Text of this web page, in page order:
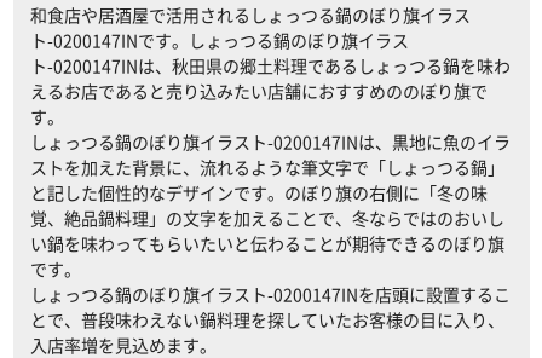
和食店や居酒屋で活用されるしょっつる鍋のぼり旗イラス
ト-0200147INです。しょっつる鍋のぼり旗イラス
ト-0200147INは、秋田県の郷土料理であるしょっつる鍋を味わ
えるお店であると売り込みたい店舗におすすめののぼり旗で
す。
しょっつる鍋のぼり旗イラスト-0200147INは、黒地に魚のイラ
ストを加えた背景に、流れるような筆文字で「しょっつる鍋」
と記した個性的なデザインです。のぼり旗の右側に「冬の味
覚、絶品鍋料理」の文字を加えることで、冬ならではのおいし
い鍋を味わってもらいたいと伝わることが期待できるのぼり旗
です。
しょっつる鍋のぼり旗イラスト-0200147INを店頭に設置するこ
とで、普段味わえない鍋料理を探していたお客様の目に入り、
入店率増を見込めます。